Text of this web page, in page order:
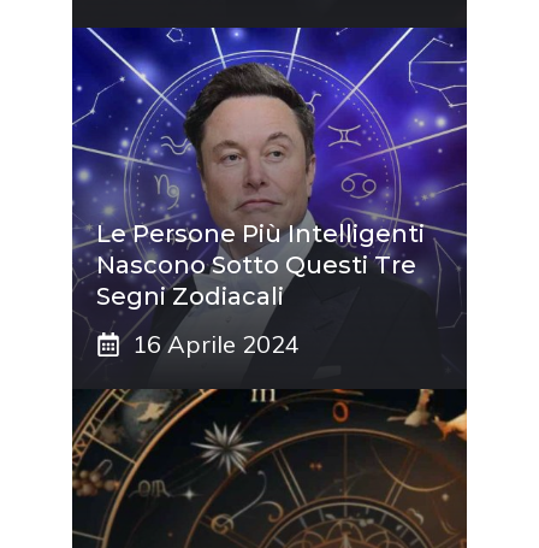
Le Persone Più Intelligenti
Nascono Sotto Questi Tre
Segni Zodiacali
16 Aprile 2024